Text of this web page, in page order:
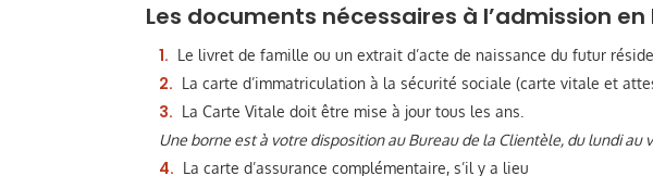
Les documents nécessaires à l’admission en
Le livret de famille ou un extrait d’acte de naissance du futur
La carte d’immatriculation à la sécurité sociale (carte vitale et
La Carte Vitale doit être mise à jour tous les ans.
Une borne est à votre disposition au Bureau de la Clientèle, du lundi au
La carte d’assurance complémentaire, s’il y a lieu